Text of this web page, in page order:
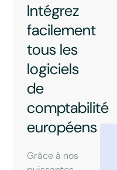
Intégrez
facilement
tous les
logiciels
de
comptabilité
européens
Grâce à nos